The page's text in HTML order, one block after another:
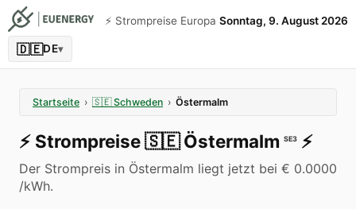
⚡️ Strompreise Europa Sonntag, 9. August 2026
🇩🇪DE▾
Startseite › 🇸🇪 Schweden › Östermalm
⚡️ Strompreise🇸🇪 Östermalm SE3 ⚡️
Der Strompreis in Östermalm liegt jetzt bei € 0.0000
/kWh.